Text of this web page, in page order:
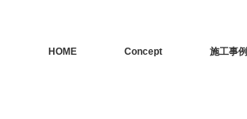
HOME Concept 施工事例